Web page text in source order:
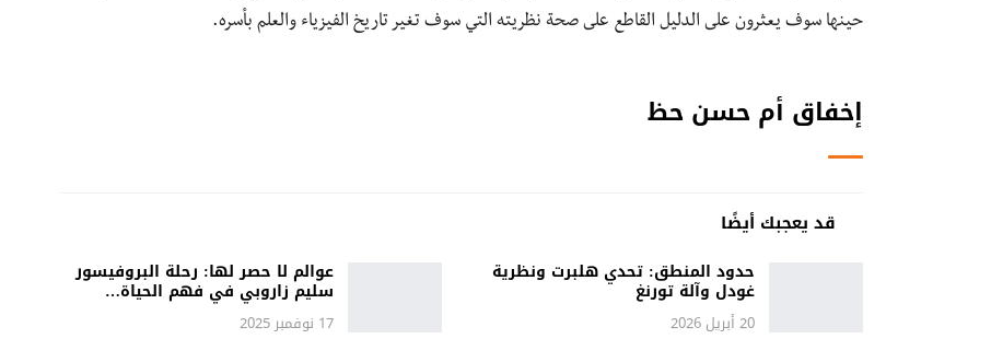
حينها سوف يعثرون على الدليل القاطع على صحة نظريته التي سوف تغير تاريخ الفيزياء والعلم بأسره.
إخفاق أم حسن حظ
قد يعجبك أيضًا
حدود المنطق: تحدي هلبرت ونظرية
غودل وآلة تورنغ
20 أبريل 2026
عوالم لا حصر لها: رحلة البروفيسور
سليم زاروبي في فهم الحياة…
17 نوفمبر 2025